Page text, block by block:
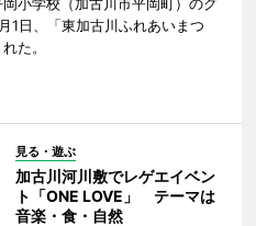
1日、「東加古川ふれあいまつ
た。
見る・遊ぶ
加古川河川敷でレゲエイベン
ト「ONE LOVE」 テーマは
音楽・食・自然